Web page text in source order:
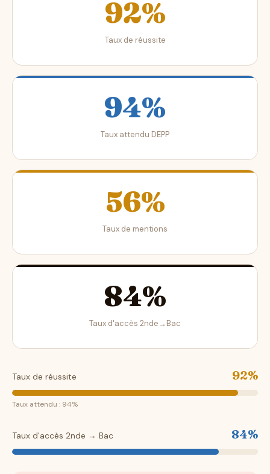
92%
Taux de réussite
94%
Taux attendu DEPP
56%
Taux de mentions
84%
Taux d'accès 2nde→Bac
Taux de réussite 92%
Taux attendu : 94%
Taux d'accès 2nde → Bac 84%